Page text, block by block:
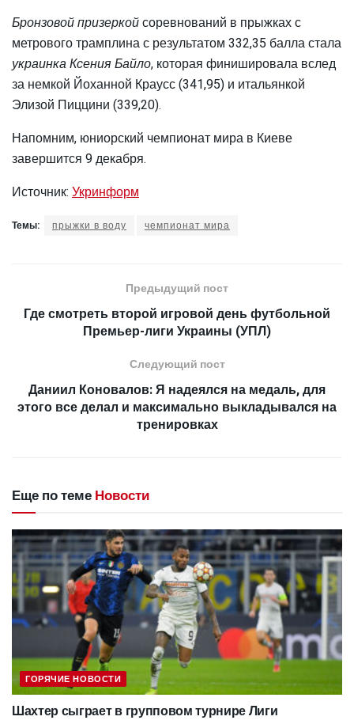
Бронзовой призеркойсоревнований в прыжках с
метрового трамплина с результатом 332,35 балла стала
украинка Ксения Байло, которая финишировала вслед
за немкой Йоханной Краусс (341,95) и итальянкой
Элизой Пиццини (339,20).
Напомним, юниорский чемпионат мира в Киеве
завершится 9 декабря.
Источник: Укринформ
Темы: прыжки в воду чемпионат мира
Предыдущий пост
Где смотреть второй игровой день футбольной
Премьер-лиги Украины (УПЛ)
Следующий пост
Даниил Коновалов: Я надеялся на медаль, для
этого все делал и максимально выкладывался на
тренировках
Еще по теме Новости
ГОРЯЧИЕ НОВОСТИ
Шахтер сыграет в групповом турнире Лиги